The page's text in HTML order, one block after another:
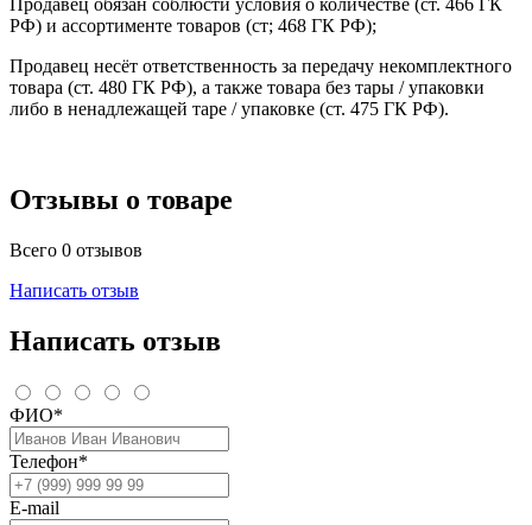
Продавец обязан соблюсти условия о количестве (ст. 466 ГК
РФ) и ассортименте товаров (ст; 468 ГК РФ);
Продавец несёт ответственность за передачу некомплектного
товара (ст. 480 ГК РФ), а также товара без тары / упаковки
либо в ненадлежащей таре / упаковке (ст. 475 ГК РФ).
Отзывы о товаре
Всего 0 отзывов
Написать отзыв
Написать отзыв
ФИО*
Телефон*
E-mail